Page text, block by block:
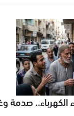
الكهرباء..